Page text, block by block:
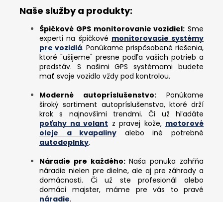
Naše služby a produkty:
Špičkové GPS monitorovanie vozidiel: Sme
experti na špičkové monitorovacie systémy
pre vozidlá. Ponúkame prispôsobené riešenia,
ktoré "ušijeme" presne podľa vašich potrieb a
predstáv. S našimi GPS systémami budete
mať svoje vozidlo vždy pod kontrolou.
Moderné autopríslušenstvo: Ponúkame
široký sortiment autopríslušenstva, ktoré drží
krok s najnovšími trendmi. Či už hľadáte
poťahy na volant z pravej kože, motorové
oleje
a kvapaliny alebo iné potrebné
autodoplnky.
Náradie pre každého:Naša ponuka zahŕňa
náradie nielen pre dielne, ale aj pre záhrady a
domácnosti. Či už ste profesionál alebo
domáci majster, máme pre vás to pravé
náradie.